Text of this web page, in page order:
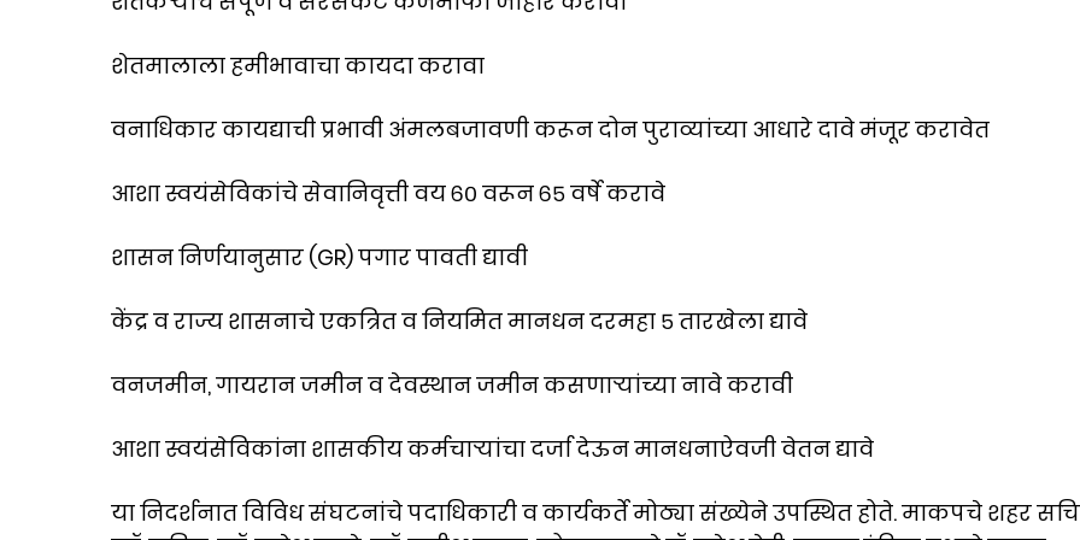
शेतमालाला हमीभावाचा कायदा करावा
वनाधिकार कायद्याची प्रभावी अंमलबजावणी करून दोन पुराव्यांच्या आधारे दावे मंजूर करावेत
आशा स्वयंसेविकांचे सेवानिवृत्ती वय ६० वरून ६५ वर्षे करावे
शासन निर्णयानुसार (GR) पगार पावती द्यावी
केंद्र व राज्य शासनाचे एकत्रित व नियमित मानधन दरमहा ५ तारखेला द्यावे
वनजमीन, गायरान जमीन व देवस्थान जमीन कसणाऱ्यांच्या नावे करावी
आशा स्वयंसेविकांना शासकीय कर्मचाऱ्यांचा दर्जा देऊन मानधनाऐवजी वेतन द्यावे
या निदर्शनात विविध संघटनांचे पदाधिकारी व कार्यकर्ते मोठ्या संख्येने उपस्थित होते. माकपचे शहर